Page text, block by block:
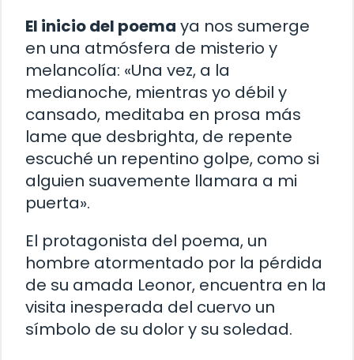
El inicio del poema ya nos sumerge
en una atmósfera de misterio y
melancolía: «Una vez, a la
medianoche, mientras yo débil y
cansado, meditaba en prosa más
lame que desbrighta, de repente
escuché un repentino golpe, como si
alguien suavemente llamara a mi
puerta».
El protagonista del poema, un
hombre atormentado por la pérdida
de su amada Leonor, encuentra en la
visita inesperada del cuervo un
símbolo de su dolor y su soledad.